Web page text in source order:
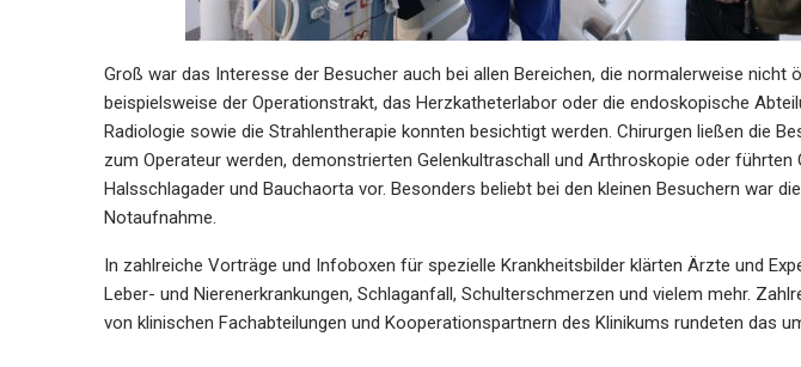
Groß war das Interesse der Besucher auch bei allen Bereichen, die normalerweise nicht
beispielsweise der Operationstrakt, das Herzkatheterlabor oder die endoskopische
Radiologie sowie die Strahlentherapie konnten besichtigt werden. Chirurgen ließen die
zum Operateur werden, demonstrierten Gelenkultraschall und Arthroskopie oder
Halsschlagader und Bauchaorta vor. Besonders beliebt bei den kleinen Besuchern war
Notaufnahme.
In zahlreiche Vorträge und Infoboxen für spezielle Krankheitsbilder klärten Ärzte und
Leber- und Nierenerkrankungen, Schlaganfall, Schulterschmerzen und vielem mehr.
von klinischen Fachabteilungen und Kooperationspartnern des Klinikums rundeten das